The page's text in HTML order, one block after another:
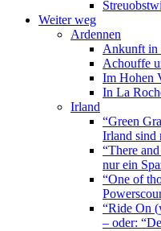
Weiter weg
Ardennen
Ankunft in
Achouffe
Im Hohen
In La
Irland
“Green
Irland
“There
nur ein
“One of
“Ride On
– oder: